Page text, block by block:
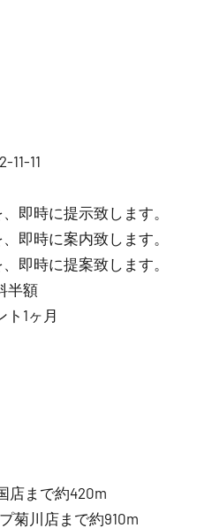
11
即時に提示致します。
即時に案内致します。
即時に提案致します。
半額
1ヶ月
店まで約420m
菊川店まで約910m